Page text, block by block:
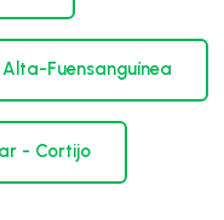
Fuensanguínea
- Cortijo